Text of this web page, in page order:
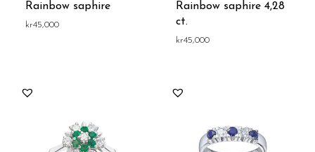
Rainbow saphire
kr45,000
Rainbow saphire 4,28
ct.
kr45,000